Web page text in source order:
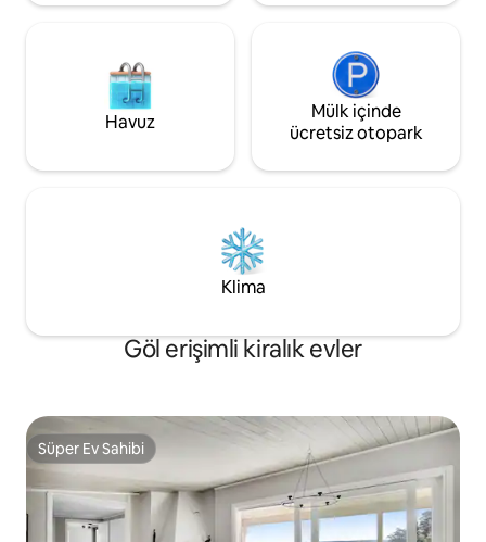
Havuz
Mülk içinde
ücretsiz otopark
Klima
Göl erişimli kiralık evler
Süper Ev Sahibi
Süper Ev Sahibi